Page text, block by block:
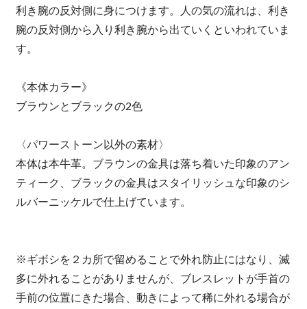
利き腕の反対側に身につけます。人の気の流れは、利き
腕の反対側から入り利き腕から出ていくといわれていま
す。
《本体カラー》
ブラウンとブラックの2色
〈パワーストーン以外の素材〉
本体は本牛革。ブラウンの金具は落ち着いた印象のアン
ティーク、ブラックの金具はスタイリッシュな印象のシ
ルバーニッケルで仕上げています。
※ギボシを２カ所で留めることで外れ防止にはなり、滅
多に外れることがありませんが、ブレスレットが手首の
手前の位置にきた場合、動きによって稀に外れる場合が